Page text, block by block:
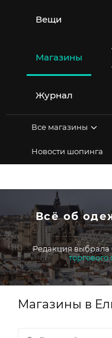
содержимому
Вещи
Магазины
Журнал
Все магазины
Новости шопинга
Всё об
Редакция
торгового
Магазины в